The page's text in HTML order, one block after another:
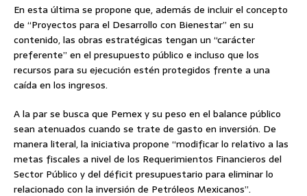
En esta última se propone que, además de incluir el concepto
de “Proyectos para el Desarrollo con Bienestar” en su
contenido, las obras estratégicas tengan un “carácter
preferente” en el presupuesto público e incluso que los
recursos para su ejecución estén protegidos frente a una
caída en los ingresos.
A la par se busca que Pemex y su peso en el balance público
sean atenuados cuando se trate de gasto en inversión. De
manera literal, la iniciativa propone “modificar lo relativo a las
metas fiscales a nivel de los Requerimientos Financieros del
Sector Público y del déficit presupuestario para eliminar lo
relacionado con la inversión de Petróleos Mexicanos”.